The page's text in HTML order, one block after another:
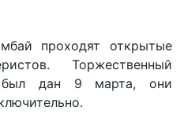
проходят открытые
Торжественный
был дан 9 марта, они